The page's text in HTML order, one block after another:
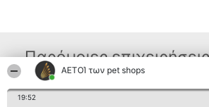
ΑΕΤΟΊ των pet shops
19:52
Παρόμοιες
περιοχές